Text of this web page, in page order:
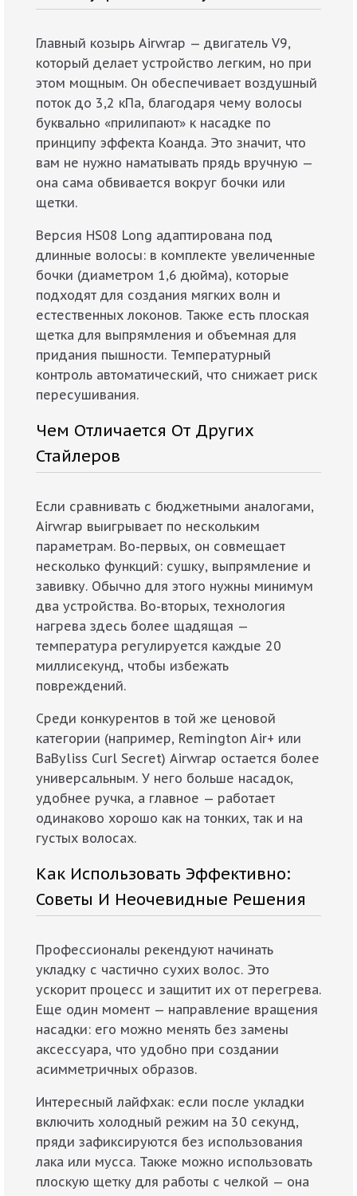
Главный козырь Airwrap — двигатель V9,
который делает устройство легким, но при
этом мощным. Он обеспечивает воздушный
поток до 3,2 кПа, благодаря чему волосы
буквально «прилипают» к насадке по
принципу эффекта Коанда. Это значит, что
вам не нужно наматывать прядь вручную —
она сама обвивается вокруг бочки или
щетки.
Версия HS08 Long адаптирована под
длинные волосы: в комплекте увеличенные
бочки (диаметром 1,6 дюйма), которые
подходят для создания мягких волн и
естественных локонов. Также есть плоская
щетка для выпрямления и объемная для
придания пышности. Температурный
контроль автоматический, что снижает риск
пересушивания.
Чем Отличается От Других
Стайлеров
Если сравнивать с бюджетными аналогами,
Airwrap выигрывает по нескольким
параметрам. Во-первых, он совмещает
несколько функций: сушку, выпрямление и
завивку. Обычно для этого нужны минимум
два устройства. Во-вторых, технология
нагрева здесь более щадящая —
температура регулируется каждые 20
миллисекунд, чтобы избежать
повреждений.
Среди конкурентов в той же ценовой
категории (например, Remington Air+ или
BaByliss Curl Secret) Airwrap остается более
универсальным. У него больше насадок,
удобнее ручка, а главное — работает
одинаково хорошо как на тонких, так и на
густых волосах.
Как Использовать Эффективно:
Советы И Неочевидные Решения
Профессионалы рекендуют начинать
укладку с частично сухих волос. Это
ускорит процесс и защитит их от перегрева.
Еще один момент — направление вращения
насадки: его можно менять без замены
аксессуара, что удобно при создании
асимметричных образов.
Интересный лайфхак: если после укладки
включить холодный режим на 30 секунд,
пряди зафиксируются без использования
лака или мусса. Также можно использовать
плоскую щетку для работы с челкой — она